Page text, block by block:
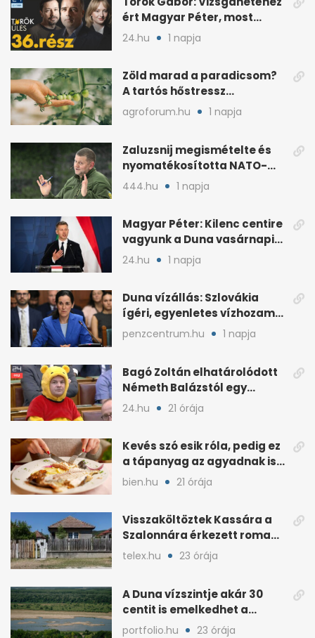
ért Magyar Péter, most
minden róla szól
24.hu 1 napja
Zöld marad a paradicsom?
A tartós hőstressz
késleltetheti az érést
agroforum.hu 1 napja
Zaluzsnij megismételte és
nyomatékosította NATO-
kritikáját
444.hu 1 napja
Magyar Péter: Kilenc centire
vagyunk a Duna vasárnapi
mélypontjától
24.hu 1 napja
Duna vízállás: Szlovákia
ígéri, egyenletes vízhozam
jön Magyarországra
penzcentrum.hu 1 napja
Bagó Zoltán elhatárolódott
Németh Balázstól egy
kalocsai poszt miatt
24.hu 21 órája
Kevés szó esik róla, pedig ez
a tápanyag az agyadnak is
kell
bien.hu 21 órája
Visszaköltöztek Kassára a
Szalonnára érkezett roma
családok
telex.hu 23 órája
A Duna vízszintje akár 30
centit is emelkedhet a
nyugati esők után
portfolio.hu 23 órája